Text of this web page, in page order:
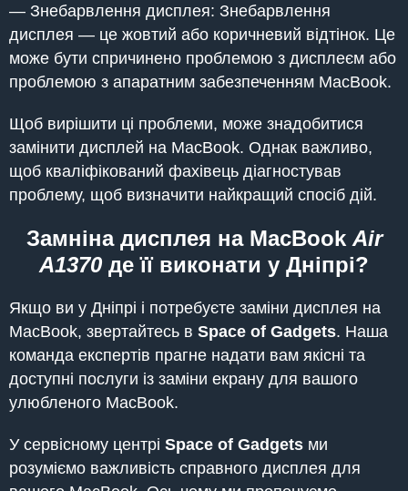
— Знебарвлення дисплея: Знебарвлення
дисплея — це жовтий або коричневий відтінок. Це
може бути спричинено проблемою з дисплеєм або
проблемою з апаратним забезпеченням MacBook.
Щоб вирішити ці проблеми, може знадобитися
замінити дисплей на MacBook. Однак важливо,
щоб кваліфікований фахівець діагностував
проблему, щоб визначити найкращий спосіб дій.
Замніна дисплея на MacBook Air
A1370 де її виконати у Дніпрі?
Якщо ви у Дніпрі і потребуєте заміни дисплея на
MacBook, звертайтесь в Space of Gadgets. Наша
команда експертів прагне надати вам якісні та
доступні послуги із заміни екрану для вашого
улюбленого MacBook.
У сервісному центрі Space of Gadgets ми
розуміємо важливість справного дисплея для